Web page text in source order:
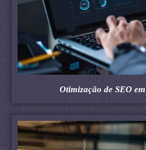
Otimização de SEO